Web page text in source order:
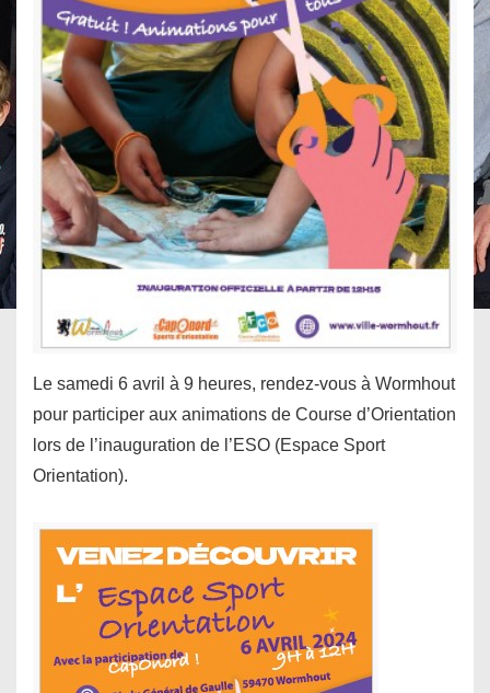
Le samedi 6 avril à 9 heures, rendez-vous à Wormhout
pour participer aux animations de Course d’Orientation
lors de l’inauguration de l’ESO (Espace Sport
Orientation).